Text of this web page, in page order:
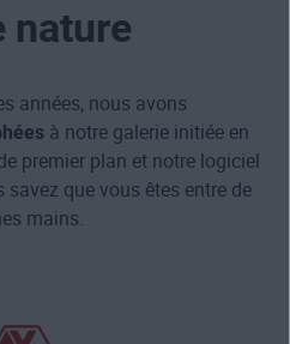
nature
années, nous avons
à notre galerie initiée en
premier plan et notre logiciel
savez que vous êtes entre de
mains.